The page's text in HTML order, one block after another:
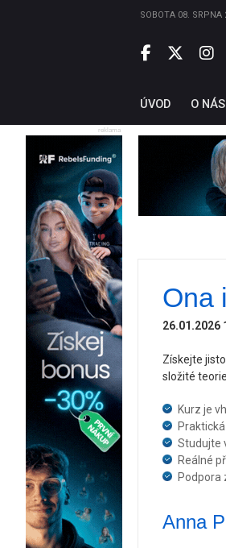
SOBOTA 08. SRPNA
ÚVOD O NÁS
reklama
Ona
26.01.2026
Získejte
složité
Kurz je
Studujte
Reálné
Podpora
Anna